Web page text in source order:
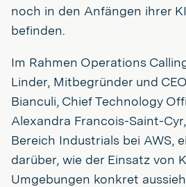
noch in den Anfängen ihrer
befinden.
Im Rahmen Operations
Linder, Mitbegründer und
Bianculi, Chief Technology
Alexandra Francois-Saint-
Bereich Industrials bei AWS,
darüber, wie der Einsatz von
Umgebungen konkret